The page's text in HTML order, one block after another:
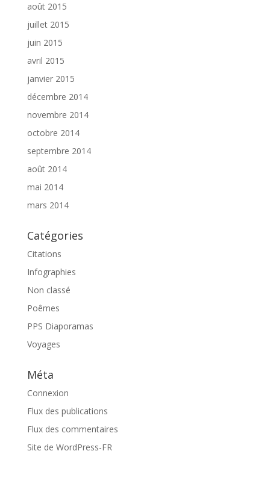
août 2015
juillet 2015
juin 2015
avril 2015
janvier 2015
décembre 2014
novembre 2014
octobre 2014
septembre 2014
août 2014
mai 2014
mars 2014
Catégories
Citations
Infographies
Non classé
Poêmes
PPS Diaporamas
Voyages
Méta
Connexion
Flux des publications
Flux des commentaires
Site de WordPress-FR